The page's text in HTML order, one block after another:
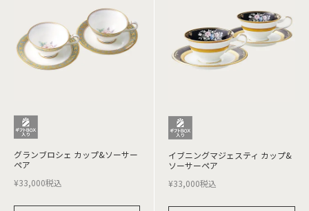
グランブロシェ カップ&ソーサー
ペア
¥33,000税込
イブニングマジェスティ カップ&
ソーサーペア
¥33,000税込